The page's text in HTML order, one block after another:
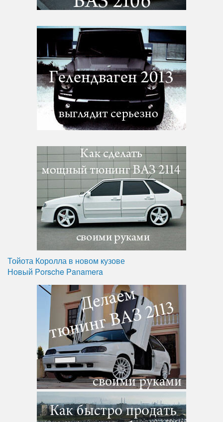
Тойота Королла в новом кузове
Новый Porsche Panamera